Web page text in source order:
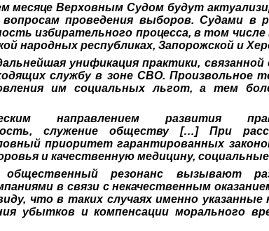
месяце Верховным Судом будут
проведения выборов. Судами в
избирательного процесса, в том
народных республиках, Запорожской и
унификация практики,
службу в зоне СВО. Произвольное
им социальных льгот, а тем
направлением развития
служение обществу […] При
приоритет гарантированных
и качественную медицину,
общественный резонанс вызывают
в связи с некачественным
что в таких случаях именно указанные
убытков и компенсации морального